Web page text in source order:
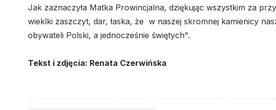
Jak zaznaczyła Matka Prowincjalna, dziękując wszystkim za
wieklki zaszczyt, dar, łaska, że w naszej skromnej kamienicy
obywateli Polski, a jednocześnie świętych".
Tekst i zdjęcia: Renata Czerwińska